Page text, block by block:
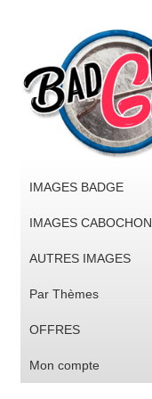
la
navigation
contenu
IMAGES BADGE
IMAGES CABOCHON
AUTRES IMAGES
Par Thèmes
OFFRES
Mon compte